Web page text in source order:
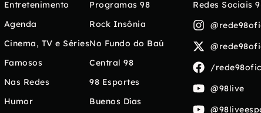
Entretenimento
Agenda
Cinema, TV e Séries
Famosos
Nas Redes
Humor
Programas 98
Rock Insônia
No Fundo do Baú
Central 98
98 Esportes
Buenos Días
Redes Sociais
/
@98live